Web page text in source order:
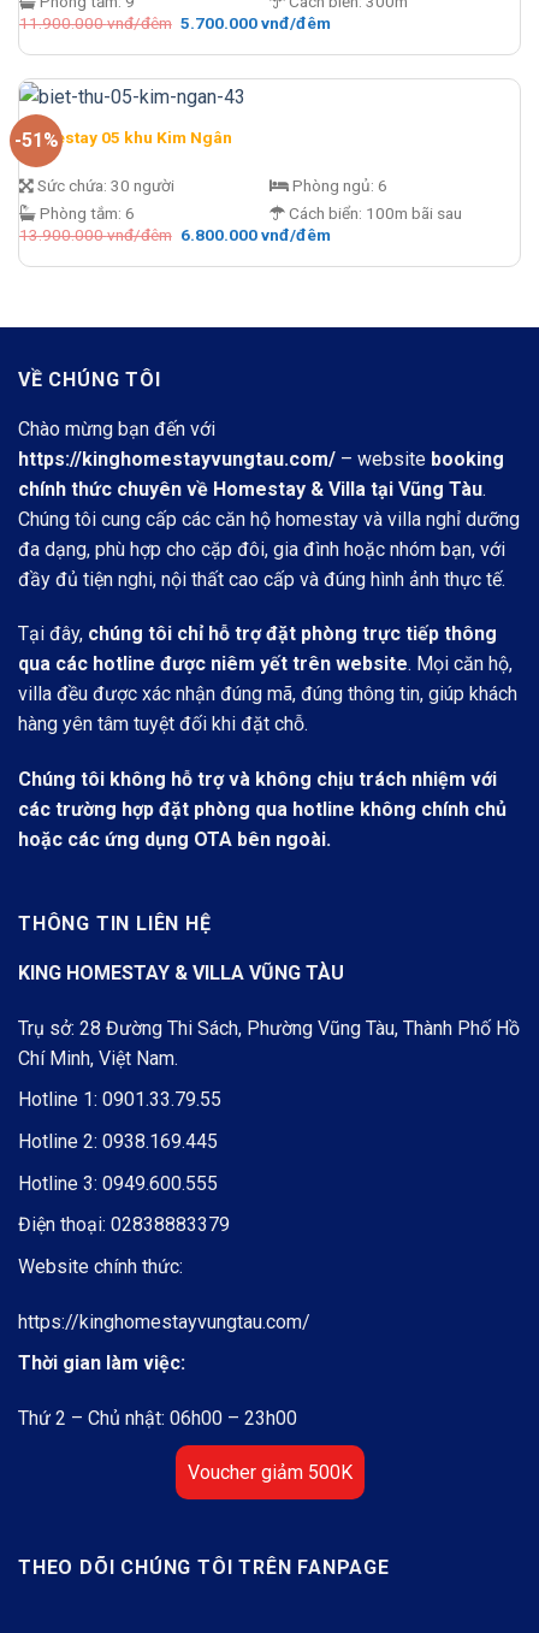
11.900.000vnđ/đêm Giá
là:
đêm.
5.700.000vnđ/đêmGiá
tại
5.700.000 vnđ/
-51%
Homestay 05 khu Kim Ngân
Sức chứa: 30 người
Phòng tắm: 6
Phòng ngủ: 6
Cách biển: 100m bãi sau
13.900.000vnđ/đêm Giá
là:
6.800.000vnđ/đêmGiá
tại
VỀ CHÚNG TÔI
Chào mừng bạn đến với
https://kinghomestayvungtau.com/ – website booking
chính thức chuyên về Homestay & Villa tại Vũng Tàu.
Chúng tôi cung cấp các căn hộ homestay và villa nghỉ dưỡng
đa dạng, phù hợp cho cặp đôi, gia đình hoặc nhóm bạn, với
đầy đủ tiện nghi, nội thất cao cấp và đúng hình ảnh thực tế.
Tại đây, chúng tôi chỉ hỗ trợ đặt phòng trực tiếp thông
qua các hotline được niêm yết trên website. Mọi căn hộ,
villa đều được xác nhận đúng mã, đúng thông tin, giúp khách
hàng yên tâm tuyệt đối khi đặt chỗ.
Chúng tôi không hỗ trợ và không chịu trách nhiệm với
các trường hợp đặt phòng qua hotline không chính chủ
hoặc các ứng dụng OTA bên ngoài.
THÔNG TIN LIÊN HỆ
KING HOMESTAY & VILLA VŨNG TÀU
Trụ sở: 28 Đường Thi Sách, Phường Vũng Tàu, Thành Phố Hồ
Chí Minh, Việt Nam.
Hotline 1: 0901.33.79.55
Hotline 2: 0938.169.445
Hotline 3: 0949.600.555
Điện thoại: 02838883379
Website chính thức:
https://kinghomestayvungtau.com/
Thời gian làm việc:
Thứ 2 – Chủ nhật: 06h00 – 23h00
Voucher giảm 500K
THEO DÕI CHÚNG TÔI TRÊN FANPAGE